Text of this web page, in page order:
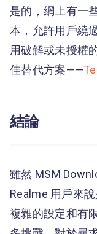
是的，網上有一
本，允許用戶繞
用破解或未授權
佳替代方案——
結論
雖然 MSM
Realme 用戶來
複雜的設定和有